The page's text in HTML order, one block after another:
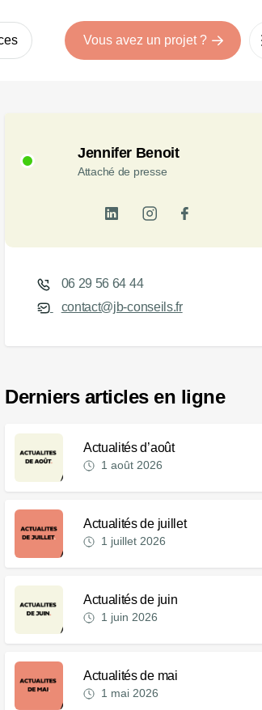
Vous avez un projet ?
Jennifer Benoit
Attaché de presse
06 29 56 64 44
contact@jb-conseils.fr
Derniers articles en ligne
Actualités d’août
1 août 2026
Actualités de juillet
1 juillet 2026
Actualités de juin
1 juin 2026
Actualités de mai
1 mai 2026